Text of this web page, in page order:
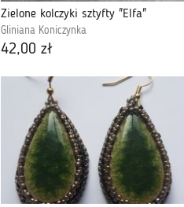
Zielone kolczyki sztyfty "Elfa"
Gliniana Koniczynka
42,00 zł